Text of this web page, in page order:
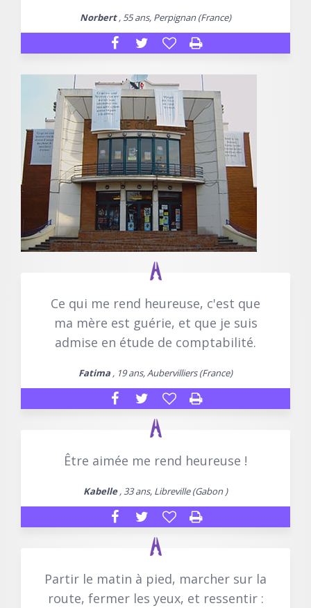
Norbert, 55 ans, Perpignan (France)
Ce qui me rend heureuse, c'est que
ma mère est guérie, et que je suis
admise en étude de comptabilité.
Fatima , 19 ans, Aubervilliers (France)
Être aimée me rend heureuse !
Kabelle, 33 ans, Libreville (Gabon )
Partir le matin à pied, marcher sur la
route, fermer les yeux, et ressentir :